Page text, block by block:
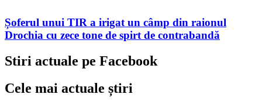
Șoferul unui TIR a irigat un câmp din raionul
Drochia cu zece tone de spirt de contrabandă
Stiri actuale pe Facebook
Cele mai actuale știri